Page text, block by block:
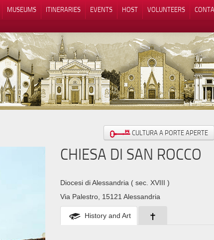
MUSEUMS ITINERARIES EVENTS HOST VOLUNTEERS
CULTURA A PORTE APERTE
CHIESA DI SAN ROCCO
Diocesi di Alessandria ( sec. XVIII )
Via Palestro, 15121 Alessandria
History and Art
Your Privacy Choices